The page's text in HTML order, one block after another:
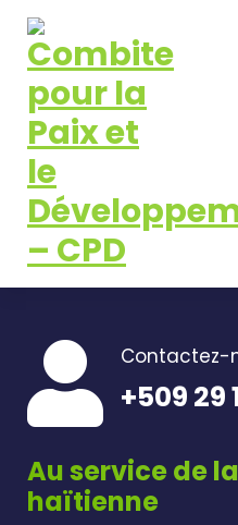
Contactez-
+509 29
Au service de
haïtienne